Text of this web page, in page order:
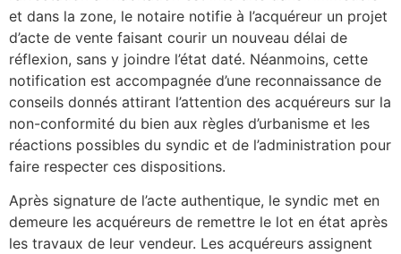
et dans la zone, le notaire notifie à l’acquéreur un projet
d’acte de vente faisant courir un nouveau délai de
réflexion, sans y joindre l’état daté. Néanmoins, cette
notification est accompagnée d’une reconnaissance de
conseils donnés attirant l’attention des acquéreurs sur la
non-conformité du bien aux règles d’urbanisme et les
réactions possibles du syndic et de l’administration pour
faire respecter ces dispositions.
Après signature de l’acte authentique, le syndic met en
demeure les acquéreurs de remettre le lot en état après
les travaux de leur vendeur. Les acquéreurs assignent